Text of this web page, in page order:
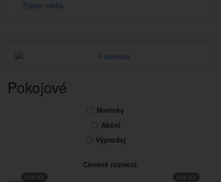
Zdroje světla
Pokojové
Novinky
Akční
Výprodej
Cenové rozmezí:
430 Kč 500 Kč